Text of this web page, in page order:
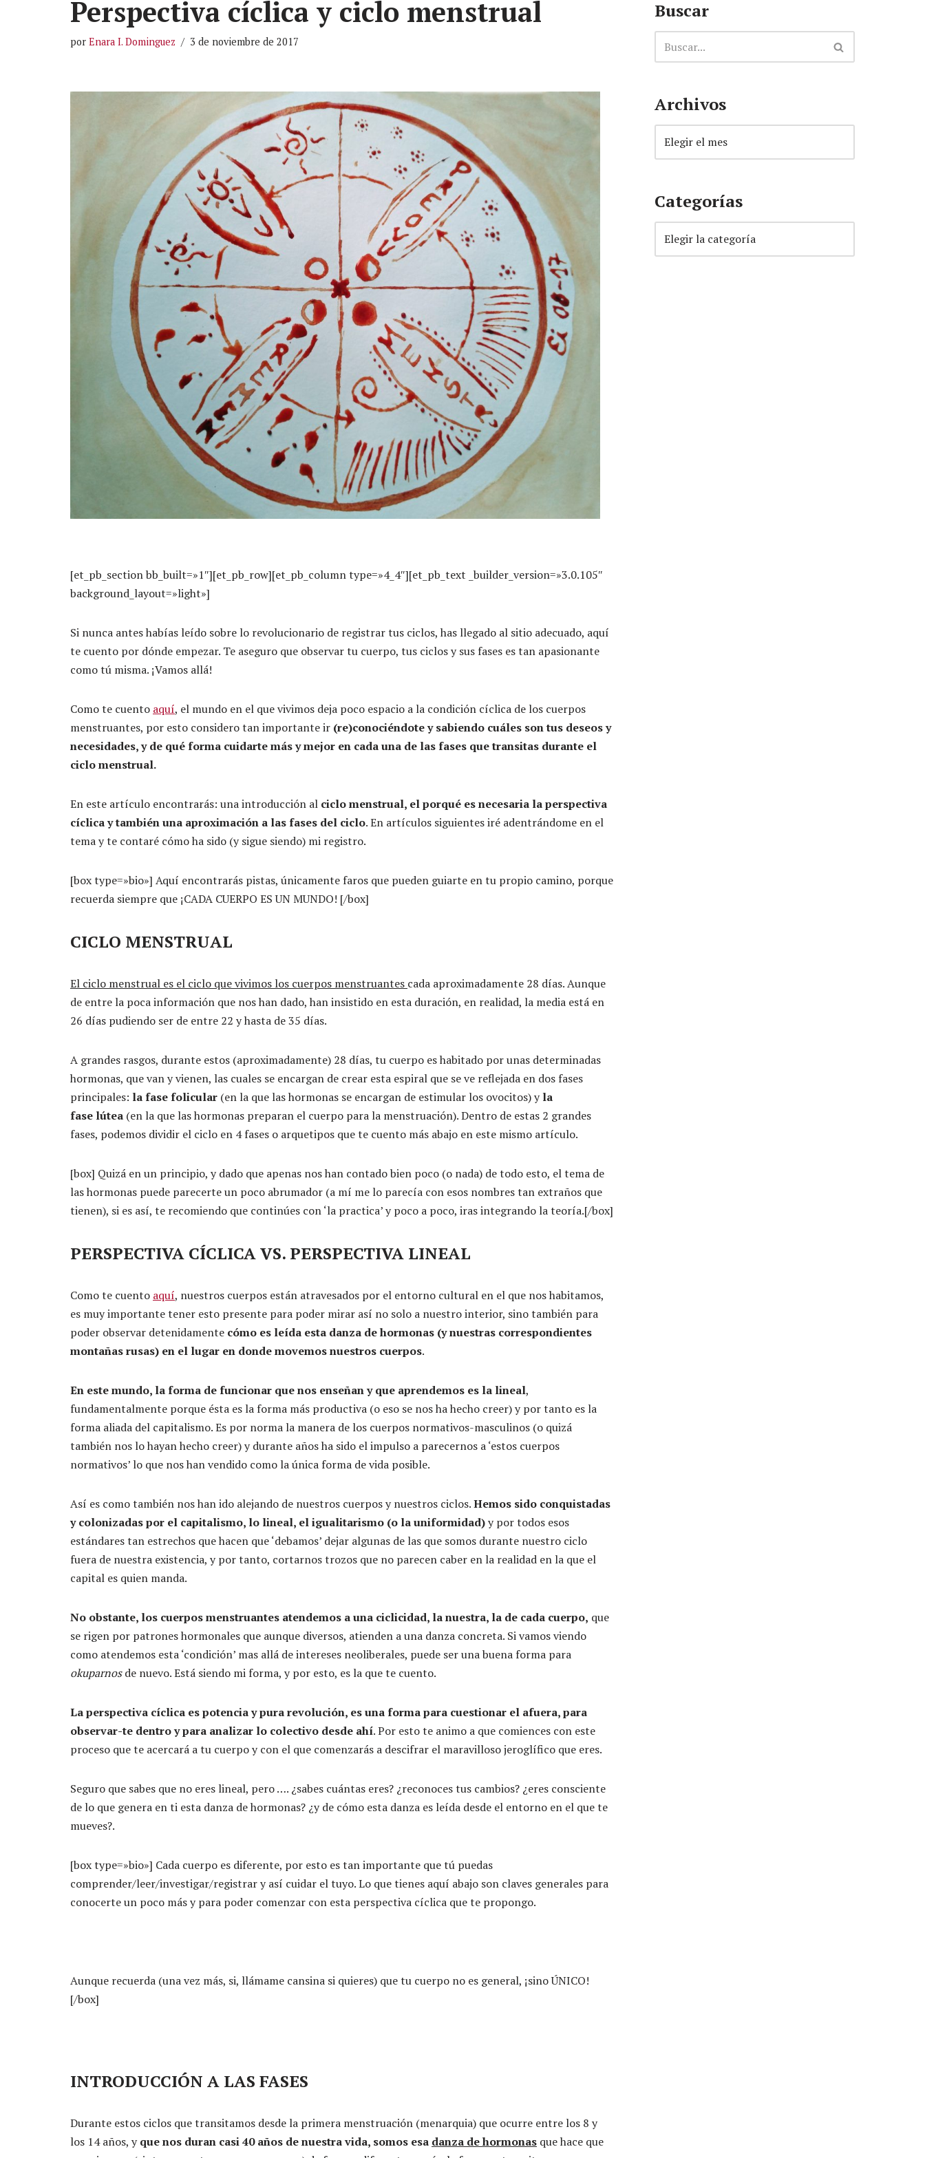
Perspectiva cíclica y ciclo menstrual
por Enara I. Dominguez 3 de noviembre de 2017
[et_pb_section bb_built=»1″][et_pb_row][et_pb_column type=»4_4″][et_pb_text _builder_version=»3.0.105″
background_layout=»light»]
Si nunca antes habías leído sobre lo revolucionario de registrar tus ciclos, has llegado al sitio adecuado, aquí
te cuento por dónde empezar. Te aseguro que observar tu cuerpo, tus ciclos y sus fases es tan apasionante
como tú misma. ¡Vamos allá!
Como te cuento aquí, el mundo en el que vivimos deja poco espacio a la condición cíclica de los cuerpos
menstruantes, por esto considero tan importante ir (re)conociéndote y sabiendo cuáles son tus deseos y
necesidades, y de qué forma cuidarte más y mejor en cada una de las fases que transitas durante el
ciclo menstrual.
En este artículo encontrarás: una introducción al ciclo menstrual, el porqué es necesaria la perspectiva
cíclica y también una aproximación a las fases del ciclo. En artículos siguientes iré adentrándome en el
tema y te contaré cómo ha sido (y sigue siendo) mi registro.
[box type=»bio»] Aquí encontrarás pistas, únicamente faros que pueden guiarte en tu propio camino, porque
recuerda siempre que ¡CADA CUERPO ES UN MUNDO! [/box]
CICLO MENSTRUAL
El ciclo menstrual es el ciclo que vivimos los cuerpos menstruantes cada aproximadamente 28 días. Aunque
de entre la poca información que nos han dado, han insistido en esta duración, en realidad, la media está en
26 días pudiendo ser de entre 22 y hasta de 35 días.
A grandes rasgos, durante estos (aproximadamente) 28 días, tu cuerpo es habitado por unas determinadas
hormonas, que van y vienen, las cuales se encargan de crear esta espiral que se ve reflejada en dos fases
principales: la fase folicular (en la que las hormonas se encargan de estimular los ovocitos) yla
fase lútea (en la que las hormonas preparan el cuerpo para la menstruación). Dentro de estas 2 grandes
fases, podemos dividir el ciclo en 4 fases o arquetipos que te cuento más abajo en este mismo artículo.
[box] Quizá en un principio, y dado que apenas nos han contado bien poco (o nada) de todo esto, el tema de
las hormonas puede parecerte un poco abrumador (a mí me lo parecía con esos nombres tan extraños que
tienen), si es así, te recomiendo que continúes con ‘la practica’ y poco a poco, iras integrando la teoría.[/box]
PERSPECTIVA CÍCLICA VS. PERSPECTIVA LINEAL
Como te cuento aquí, nuestros cuerpos están atravesados por el entorno cultural en el que nos habitamos,
es muy importante tener esto presente para poder mirar así no solo a nuestro interior, sino también para
poder observar detenidamente cómo es leída esta danza de hormonas (y nuestras correspondientes
montañas rusas) en el lugar en donde movemos nuestros cuerpos.
En este mundo, la forma de funcionar que nos enseñan y que aprendemos es la lineal,
fundamentalmente porque ésta es la forma más productiva (o eso se nos ha hecho creer) y por tanto es la
forma aliada del capitalismo. Es por norma la manera de los cuerpos normativos-masculinos (o quizá
también nos lo hayan hecho creer) y durante años ha sido el impulso a parecernos a ‘estos cuerpos
normativos’ lo que nos han vendido como la única forma de vida posible.
Así es como también nos han ido alejando de nuestros cuerpos y nuestros ciclos.Hemos sido conquistadas
y colonizadas por el capitalismo, lo lineal, el igualitarismo (o la uniformidad)y por todos esos
estándares tan estrechos que hacen que ‘debamos’ dejar algunas de las que somos durante nuestro ciclo
fuera de nuestra existencia, y por tanto, cortarnos trozos que no parecen caber en la realidad en la que el
capital es quien manda.
No obstante, los cuerpos menstruantes atendemos a una ciclicidad, la nuestra, la de cada cuerpo, que
se rigen por patrones hormonales que aunque diversos, atienden a una danza concreta. Si vamos viendo
como atendemos esta ‘condición’ mas allá de intereses neoliberales, puede ser una buena forma para
okuparnosde nuevo. Está siendo mi forma, y por esto, es la que te cuento.
La perspectiva cíclica es potencia y pura revolución, es una forma para cuestionar el afuera, para
observar-te dentro y para analizar lo colectivo desde ahí. Por esto te animo a que comiences con este
proceso que te acercará a tu cuerpo y con el que comenzarás a descifrar el maravilloso jeroglífico que eres.
Seguro que sabes que no eres lineal, pero …. ¿sabes cuántas eres? ¿reconoces tus cambios? ¿eres consciente
de lo que genera en ti esta danza de hormonas? ¿y de cómo esta danza es leída desde el entorno en el que te
mueves?.
[box type=»bio»] Cada cuerpo es diferente, por esto es tan importante que tú puedas
comprender/leer/investigar/registrar y así cuidar el tuyo. Lo que tienes aquí abajo son claves generales para
conocerte un poco más y para poder comenzar con esta perspectiva cíclica que te propongo.
Aunque recuerda (una vez más, si, llámame cansina si quieres) que tu cuerpo no es general, ¡sino ÚNICO!
[/box]
INTRODUCCIÓN A LAS FASES
Durante estos ciclos que transitamos desde la primera menstruación (menarquia) que ocurre entre los 8 y
los 14 años, yque nos duran casi 40 años de nuestra vida, somos esa danza de hormonas que hace que
Buscar
Archivos
Categorías